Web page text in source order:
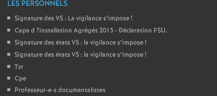
LES PERSONNELS
Signature des VS : La vigilance s’impose!
Capa d ?installation Agrégés 2015 - Déclaration FSU.
Signature des états VS : la vigilance s’impose!
Signature des états VS : la vigilance s’impose!
Tzr
Cpe
Professeur-e-s documentalistes